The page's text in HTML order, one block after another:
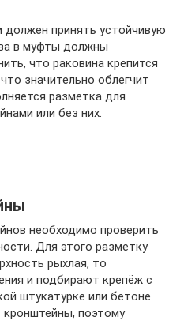
должен принять устойчивую
в муфты должны
что раковина крепится
значительно облегчит
разметка для
или без них.
необходимо проверить
Для этого разметку
рыхлая, то
и подбирают крепёж с
штукатурке или бетоне
поэтому